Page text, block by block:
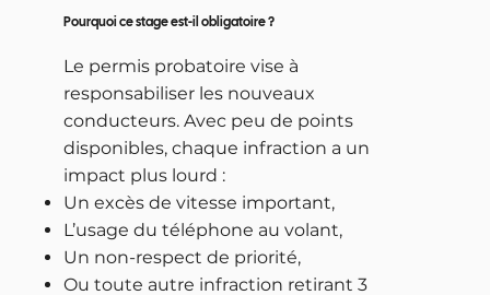
Pourquoi ce stage est-il obligatoire ?
Le permis probatoire vise à
responsabiliser les nouveaux
conducteurs. Avec peu de points
disponibles, chaque infraction a un
impact plus lourd :
Un excès de vitesse important,
L’usage du téléphone au volant,
Un non-respect de priorité,
​Ou toute autre infraction retirant 3